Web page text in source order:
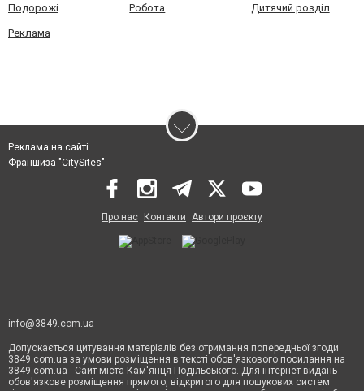
Подорожі Робота Дитячий розділ
Реклама
Реклама на сайті
Франшиза "CitySites"
Про нас Контакти Автори проєкту
info@3849.com.ua
Допускається цитування матеріалів без отримання попередньої згоди
3849.com.ua за умови розміщення в тексті обов'язкового посилання на
3849.com.ua - Сайт міста Кам'янця-Подільського. Для інтернет-видань
обов'язкове розміщення прямого, відкритого для пошукових систем